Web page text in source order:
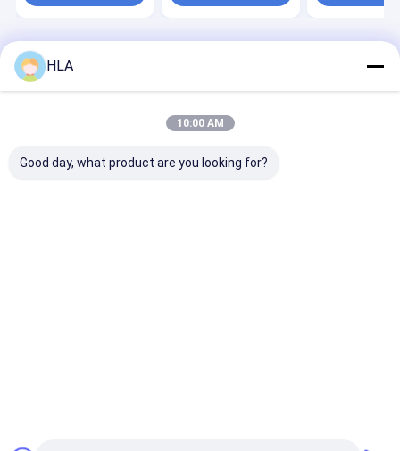
বাড়ি
সাইট ম্যাপ
Privacy Policy
চীন কারখানা.Copyright © 2025 Chongqing
HLA Mechanical Equipment Co., Ltd.. All Rights Reserved.
HLA
10:00 AM
Good day, what product are you looking for?